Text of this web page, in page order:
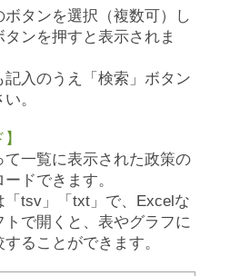
タンを選択（複数可）し
ンを押すと表示されま
入のうえ「検索」ボタン
。
て一覧に表示された政策の
ドできます。
「tsv」「txt」で、Excelな
トで開くと、表やグラフに
ることができます。